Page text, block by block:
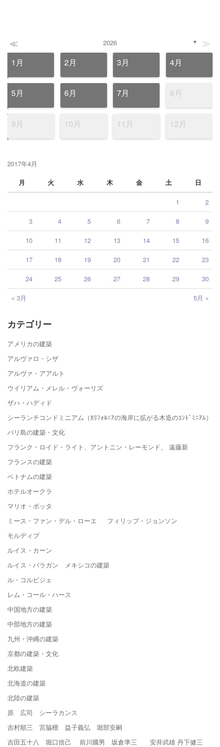
≪ 2026 ▼ ≫
1月 2月 3月 4月
5月 6月 7月 8月
9月 10月 11月 12月
2017年4月
月
火 水 木 金 土 日
« 3月 5月 »
1 2
3 4 5 6 7 8 9
10 11 12 13 14 15 16
17 18 19 20 21 22 23
24 25 26 27 28 29 30
カテゴリー
アメリカの建築
アルヴァロ・シザ
アルヴァ・アアルト
ウイリアム・メレル・ヴォーリズ
ザハ・ハディド
シーランチコンドミニアム（ｶﾘﾌｫﾙﾆｱの海岸に拡がる木造のｺﾝﾄﾞﾐﾆｱﾑ）
バリ島の建築・文化
フランク・ロイド・ライト、アントニン・レーモンド、 遠藤新
フランスの建築
ベトナムの建築
ホテルオークラ
マリオ・ボッタ
ミース・ファン・デル・ローエ フィリップ・ジョンソン
モルディブ
ルイス・カーン
ルイス・バラガン メキシコの建築
ル・コルビジェ
レム・コール・ハース
中国地方の建築
中部地方の建築
九州・沖縄の建築
京都の建築・文化
北欧建築
北海道の建築
北陸の建築
原 広司 シーラカンス
吉村順三 宮脇檀 益子義弘 堀部安嗣
吉田五十八 堀口捨己 前川國男 坂倉準三 安井武雄 丹下健三